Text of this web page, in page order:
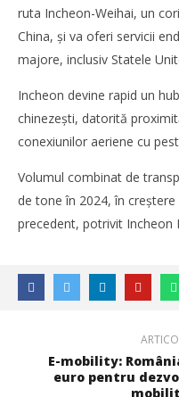
Cristina
ruta Incheon-Weihai, un
China, și va oferi servicii
majore, inclusiv Statele
Incheon devine rapid un
chinezești, datorită
conexiunilor aeriene cu
Volumul combinat de
de tone în 2024, în
precedent, potrivit
E-mobility:
euro pentru